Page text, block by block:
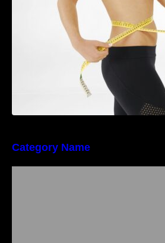
Category Name